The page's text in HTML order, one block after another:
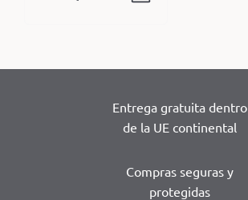
Entrega gratuita dentro
de la UE continental
Compras seguras y
protegidas